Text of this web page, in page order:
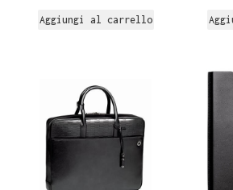
Aggiungi al carrello